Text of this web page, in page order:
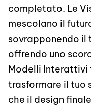
completato. Le
mescolano il
sovrapponendo il
offrendo uno
Modelli Interattivi
trasformare il tuo
che il design